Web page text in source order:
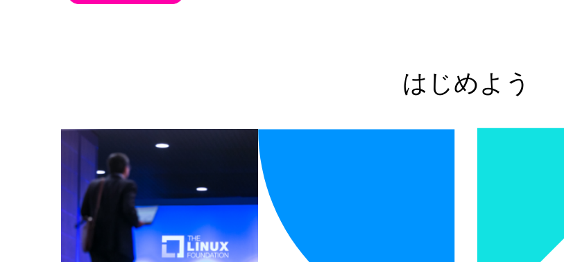
はじめよう